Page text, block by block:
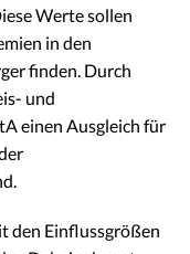
Werte sollen
in den
finden. Durch
und
einen Ausgleich für
den Einflussgrößen